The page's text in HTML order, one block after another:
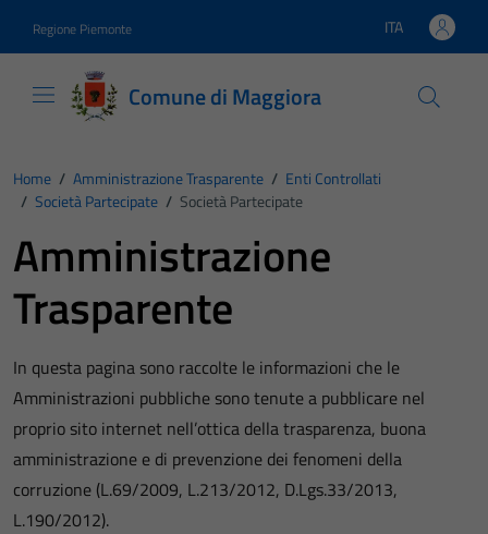
Regione Piemonte Lingua attiva:
ITA
Comune di Maggiora
Home / Amministrazione Trasparente / Enti Controllati
/ Società Partecipate / Società Partecipate
Amministrazione
Trasparente
In questa pagina sono raccolte le informazioni che le
Amministrazioni pubbliche sono tenute a pubblicare nel
proprio sito internet nell’ottica della trasparenza, buona
amministrazione e di prevenzione dei fenomeni della
corruzione (L.69/2009, L.213/2012, D.Lgs.33/2013,
L.190/2012).